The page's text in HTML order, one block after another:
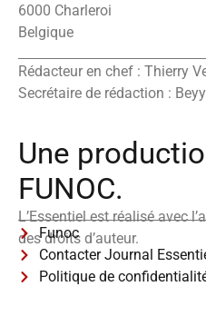
6000 Charleroi
Belgique
Rédacteur en chef : Thierry
Secrétaire de rédaction :
Une
FUNOC.
L’Essentiel est réalisé avec
des droits d’auteur.
Funoc
Contacter Journal
Politique de